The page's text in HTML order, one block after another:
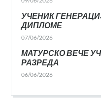
УЧЕНИК
ДИПЛОМЕ
07/06/2026
МАТУРСКО ВЕЧЕ
РАЗРЕДА
06/06/2026